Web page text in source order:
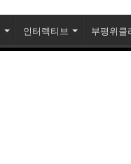
인터렉티브 부평위클